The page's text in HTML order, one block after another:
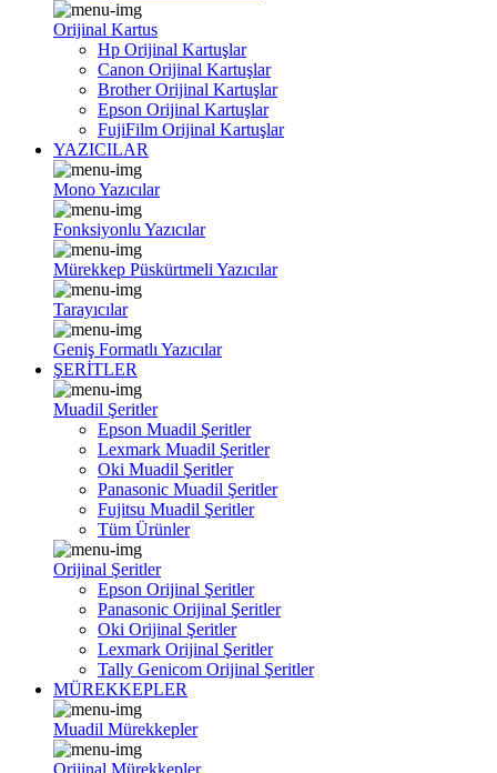
Orijinal Kartus
Hp Orijinal Kartuşlar
Canon Orijinal Kartuşlar
Brother Orijinal Kartuşlar
Epson Orijinal Kartuşlar
FujiFilm Orijinal Kartuşlar
YAZICILAR
Mono Yazıcılar
Fonksiyonlu Yazıcılar
Mürekkep Püskürtmeli Yazıcılar
Tarayıcılar
Geniş Formatlı Yazıcılar
ŞERİTLER
Muadil Şeritler
Epson Muadil Şeritler
Lexmark Muadil Şeritler
Oki Muadil Şeritler
Panasonic Muadil Şeritler
Fujitsu Muadil Şeritler
Tüm Ürünler
Orijinal Şeritler
Epson Orijinal Şeritler
Panasonic Orijinal Şeritler
Oki Orijinal Şeritler
Lexmark Orijinal Şeritler
Tally Genicom Orijinal Şeritler
MÜREKKEPLER
Muadil Mürekkepler
Orijinal Mürekkepler